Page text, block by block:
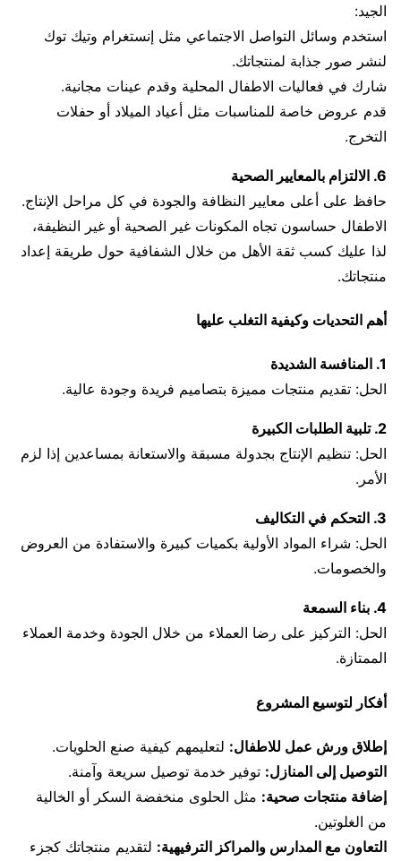
الجيد:
استخدم وسائل التواصل الاجتماعي مثل إنستغرام وتيك توك
لنشر صور جذابة لمنتجاتك.
شارك في فعاليات الاطفال المحلية وقدم عينات مجانية.
قدم عروض خاصة للمناسبات مثل أعياد الميلاد أو حفلات
التخرج.
6. الالتزام بالمعايير الصحية
حافظ على أعلى معايير النظافة والجودة في كل مراحل الإنتاج.
الاطفال حساسون تجاه المكونات غير الصحية أو غير النظيفة،
لذا عليك كسب ثقة الأهل من خلال الشفافية حول طريقة إعداد
منتجاتك.
أهم التحديات وكيفية التغلب عليها
1. المنافسة الشديدة
الحل: تقديم منتجات مميزة بتصاميم فريدة وجودة عالية.
2. تلبية الطلبات الكبيرة
الحل: تنظيم الإنتاج بجدولة مسبقة والاستعانة بمساعدين إذا لزم
الأمر.
3. التحكم في التكاليف
الحل: شراء المواد الأولية بكميات كبيرة والاستفادة من العروض
والخصومات.
4. بناء السمعة
الحل: التركيز على رضا العملاء من خلال الجودة وخدمة العملاء
الممتازة.
أفكار لتوسيع المشروع
إطلاق ورش عمل للاطفال: لتعليمهم كيفية صنع الحلويات.
التوصيل إلى المنازل: توفير خدمة توصيل سريعة وآمنة.
إضافة منتجات صحية: مثل الحلوى منخفضة السكر أو الخالية
من الغلوتين.
التعاون مع المدارس والمراكز الترفيهية: لتقديم منتجاتك كجزء